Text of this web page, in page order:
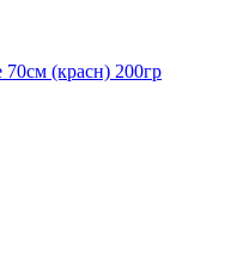
(красн) 200гр